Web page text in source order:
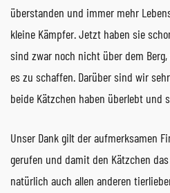
überstanden und immer mehr
kleine Kämpfer. Jetzt haben sie
sind zwar noch nicht über dem
es zu schaffen. Darüber sind wir
beide Kätzchen haben überlebt und
Unser Dank gilt der aufmerksamen
gerufen und damit den Kätzchen
natürlich auch allen anderen